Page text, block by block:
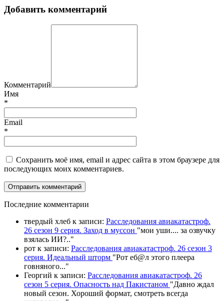
Добавить комментарий
Комментарий
Имя
*
Email
*
Сохранить моё имя, email и адрес сайта в этом браузере для
последующих моих комментариев.
Последние комментарии
твердый хлеб к записи: Расследования авиакатастроф.
26 сезон 9 серия. Заход в муссон "мои уши.... за озвучку
взялась ИИ?.."
рот к записи: Расследования авиакатастроф. 26 сезон 3
серия. Идеальный шторм "Рот еб@л этого плеера
говняного..."
Георгий к записи: Расследования авиакатастроф. 26
сезон 5 серия. Опасность над Пакистаном "Давно ждал
новый сезон. Хороший формат, смотреть всегда